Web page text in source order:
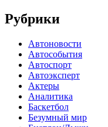
Рубрики
Автоновости
Автособытия
Автоспорт
Автоэксперт
Актеры
Аналитика
Баскетбол
Безумный мир